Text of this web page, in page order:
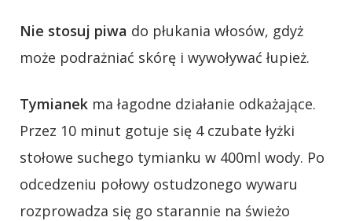
Nie stosuj piwa do płukania włosów, gdyż
może podrażniać skórę i wywoływać łupież.
Tymianek ma łagodne działanie odkażające.
Przez 10 minut gotuje się 4 czubate łyżki
stołowe suchego tymianku w 400ml wody. Po
odcedzeniu połowy ostudzonego wywaru
rozprowadza się go starannie na świeżo